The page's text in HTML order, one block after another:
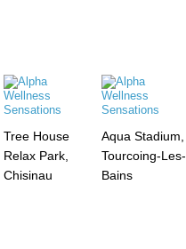
Tree House
Relax Park,
Chisinau
Aqua Stadium,
Tourcoing-Les-
Bains